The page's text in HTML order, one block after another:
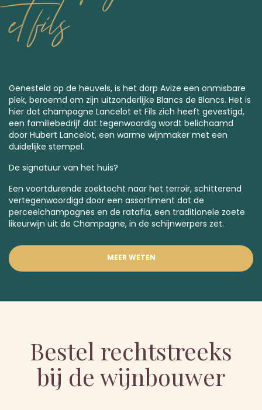
et fils
Genesteld op de heuvels, is het dorp Avize een onmisbare
plek, beroemd om zijn uitzonderlijke Blancs de Blancs. Het is
hier dat champagne Lancelot et Fils zich heeft gevestigd,
een familiebedrijf dat tegenwoordig wordt belichaamd
door Hubert Lancelot, een warme wijnmaker met een
duidelijke stempel.
De signatuur van het huis?
Een voortdurende zoektocht naar het terroir, schitterend
vertegenwoordigd door een assortiment dat de
perceelchampagnes en de ratafia, een traditionele zoete
likeurwijn uit de Champagne, in de schijnwerpers zet.
MEER WETEN
Bestel rechtstreeks
bij de wijnbouwer